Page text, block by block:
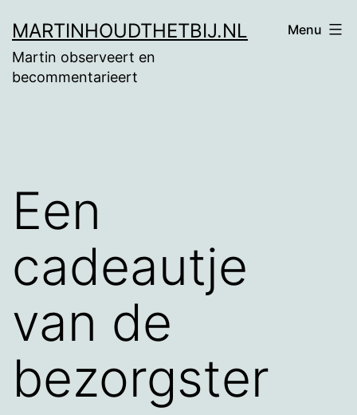
naar
de
MARTINHOUDTHETBIJ.NL
Martin observeert en
becommentarieert
Menu
Een
cadeautje
van de
bezorgster